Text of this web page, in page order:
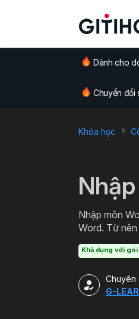
Dành cho
Chuyển đổi
Khóa học
Nhập môn
Word. Từ nên tảng đó bạn có thể ứng dụng thực tiễn trong việc soạn thảo các loại văn bản từ cơ
Word miễn
Khả dụng với
Chuyên
G-